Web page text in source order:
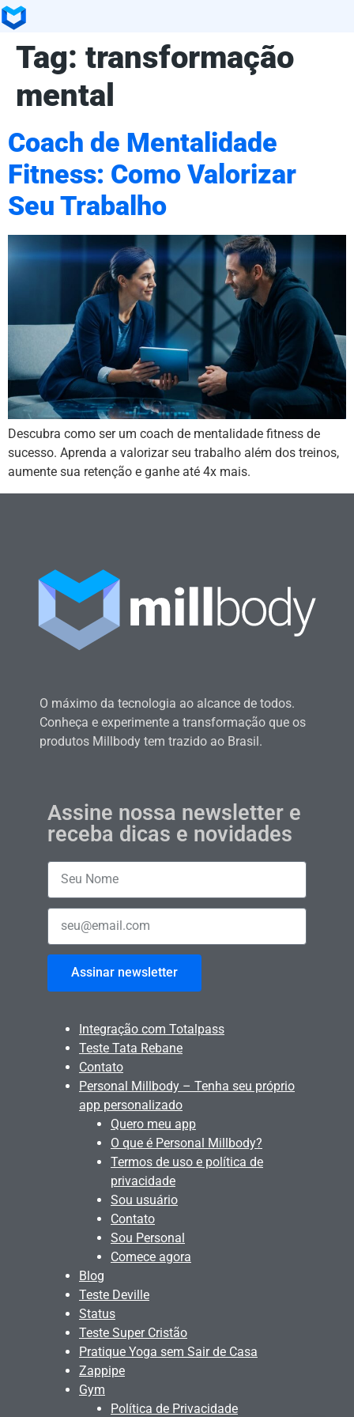
Tag: transformação
mental
Coach de Mentalidade
Fitness: Como Valorizar
Seu Trabalho
Descubra como ser um coach de mentalidade fitness de
sucesso. Aprenda a valorizar seu trabalho além dos treinos,
aumente sua retenção e ganhe até 4x mais.
O máximo da tecnologia ao alcance de todos.
Conheça e experimente a transformação que os
produtos Millbody tem trazido ao Brasil.
Assine nossa newsletter e
receba dicas e novidades
Assinar newsletter
Integração com Totalpass
Teste Tata Rebane
Contato
Personal Millbody – Tenha seu próprio
app personalizado
Quero meu app
O que é Personal Millbody?
Termos de uso e política de
privacidade
Sou usuário
Contato
Sou Personal
Comece agora
Blog
Teste Deville
Status
Teste Super Cristão
Pratique Yoga sem Sair de Casa
Zappipe
Gym
Política de Privacidade